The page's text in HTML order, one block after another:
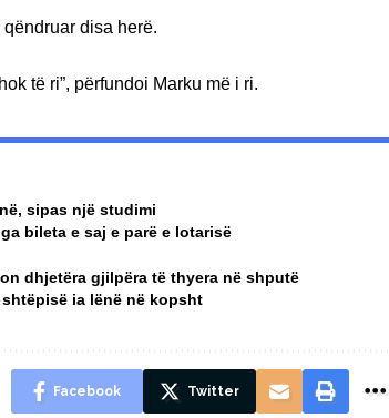
disa herë.
të ri”, përfundoi Marku më i ri.
sipas një studimi
bileta e saj e parë e lotarisë
dhjetëra gjilpëra të thyera në shputë
ia lënë në kopsht
Facebook Twitter